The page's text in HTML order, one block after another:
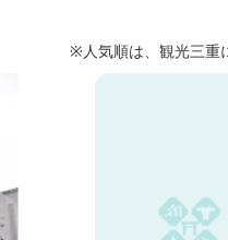
※人気順は、観光三重